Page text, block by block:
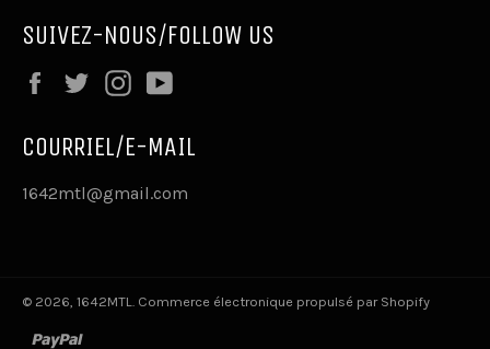
SUIVEZ-NOUS/FOLLOW US
Facebook
TwitterInstagram
COURRIEL/E-MAIL
1642mtl@gmail.com
© 2026, 1642MTL. Commerce électronique propulsé par Shopify